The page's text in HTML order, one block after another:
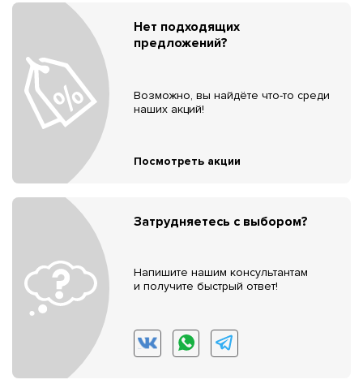
Нет подходящих
предложений?
Возможно, вы найдёте что-то среди
наших акций!
Посмотреть акции
Затрудняетесь с выбором?
Напишите нашим консультантам
и получите быстрый ответ!